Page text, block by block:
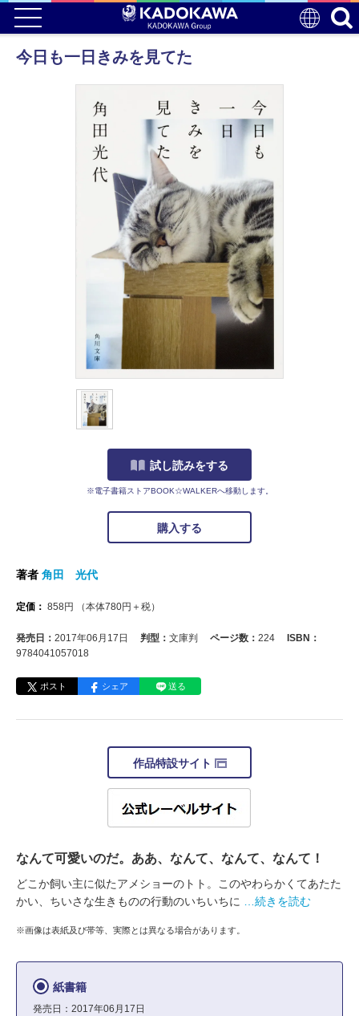
今日も一日きみを見てた
試し読みをする
※電子書籍ストアBOOK☆WALKERへ移動します。
購入する
著者 角田 光代
定価： 858円 （本体780円＋税）
発売日： 2017年06月17日 判型： 文庫判 ページ数： 224
ISBN：
9784041057018
ポスト シェア 送る
作品特設サイト
なんて可愛いのだ。ああ、なんて、なんて、なんて！
どこか飼い主に似たアメショーのトト。このやわらかくてあたた
かい、ちいさな生きものの行動のいちいちに
…続きを読む
※画像は表紙及び帯等、実際とは異なる場合があります。
紙書籍
発売日：2017年06月17日